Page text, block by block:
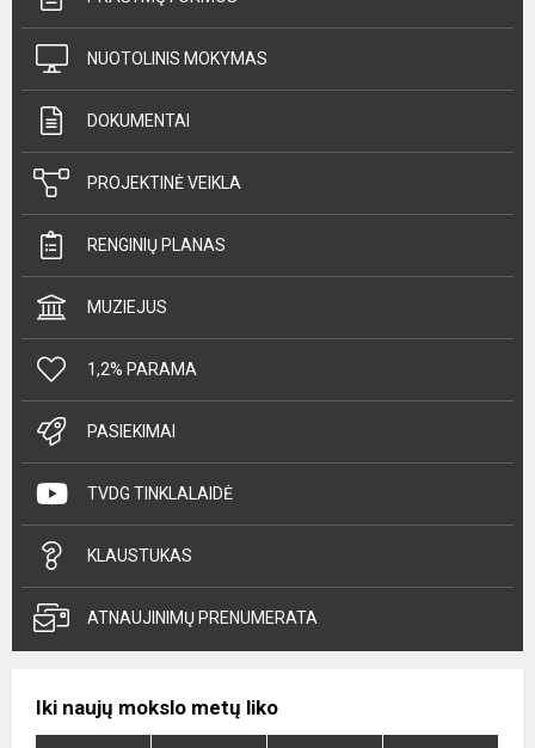
NUOTOLINIS MOKYMAS
DOKUMENTAI
PROJEKTINĖ VEIKLA
RENGINIŲ PLANAS
MUZIEJUS
1,2% PARAMA
PASIEKIMAI
TVDG TINKLALAIDĖ
KLAUSTUKAS
ATNAUJINIMŲ PRENUMERATA
Iki naujų mokslo metų liko